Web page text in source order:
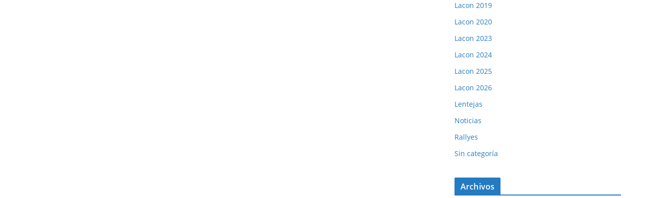
Lacon 2019
Lacon 2020
Lacon 2023
Lacon 2024
Lacon 2025
Lacon 2026
Lentejas
Noticias
Rallyes
Sin categoría
Archivos